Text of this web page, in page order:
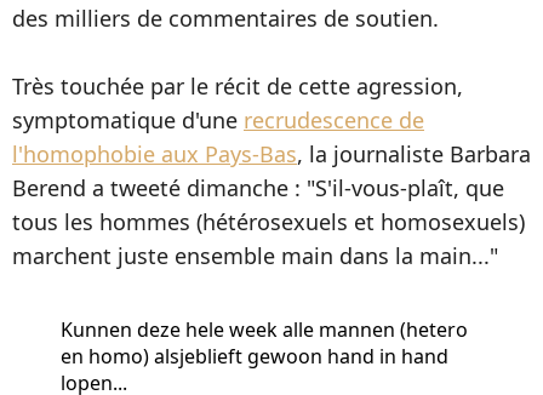
des milliers de commentaires de soutien.
Très touchée par le récit de cette agression,
symptomatique d'une recrudescence de
l'homophobie aux Pays-Bas, la journaliste Barbara
Berend a tweeté dimanche : "S'il-vous-plaît, que
tous les hommes (hétérosexuels et homosexuels)
marchent juste ensemble main dans la main..."
Kunnen deze hele week alle mannen (hetero
en homo) alsjeblieft gewoon hand in hand
lopen...